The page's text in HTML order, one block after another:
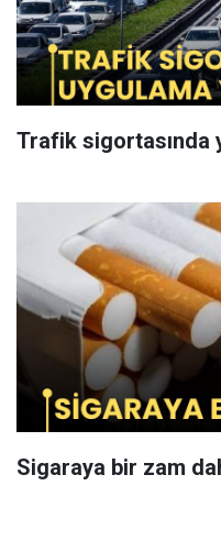
Trafik sigortasında
Sigaraya bir zam